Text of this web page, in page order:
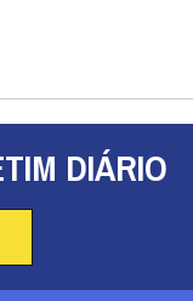
DIÁRIO